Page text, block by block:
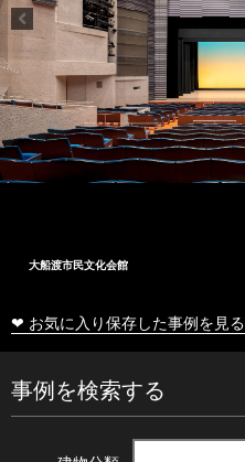
大船渡市民文化会館
❤ お気に入り保存した事例を見る
事例を検索する